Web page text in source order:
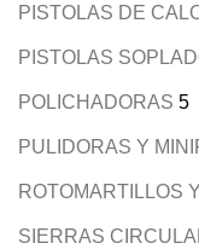
PISTOLAS DE
PISTOLAS
POLICHADORAS 5
PULIDORAS Y
ROTOMARTILLOS
SIERRAS